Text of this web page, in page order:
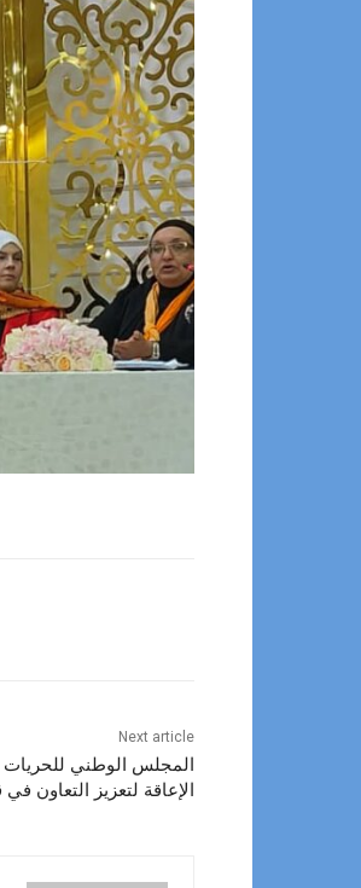
Next article
المجلس الوطني للحريات
الإعاقة لتعزيز التعاون